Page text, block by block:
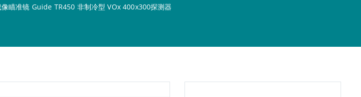
瞄准镜 Guide TR450 非制冷型 VOx 400x300探测器